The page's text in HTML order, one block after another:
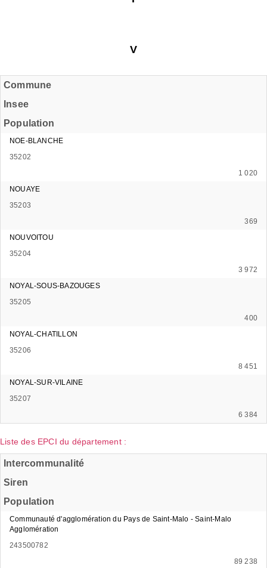
V
Commune
Insee
Population
NOE-BLANCHE
35202
1 020
NOUAYE
35203
369
NOUVOITOU
35204
3 972
NOYAL-SOUS-BAZOUGES
35205
400
NOYAL-CHATILLON
35206
8 451
NOYAL-SUR-VILAINE
35207
6 384
Liste des EPCI du département :
Intercommunalité
Siren
Population
Communauté d'agglomération du Pays de Saint-Malo - Saint-Malo
Agglomération
243500782
89 238